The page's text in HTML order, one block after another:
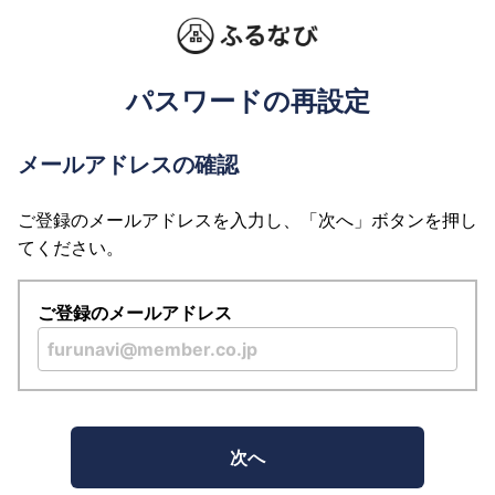
パスワードの再設定
メールアドレスの確認
ご登録のメールアドレスを入力し、「次へ」ボタンを押し
てください。
ご登録のメールアドレス